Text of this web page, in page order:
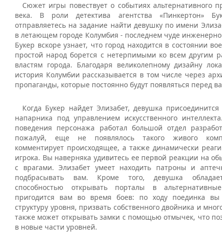
Сюжет игры повествует о событиях альтернативного
века. В роли детектива агентства «Пинкертон»
отправляетесь на задание найти девушку по имени
в летающем городе Колумбия - последнем чуде
Букер вскоре узнает, что город находится в состоянии
простой народ борется с нетерпимыми ко всем другим
властям города. Благодаря великолепному дизайну
история Колумбии рассказывается в том числе через
пропаганды, которые постоянно будут появляться перед
Когда Букер найдет Элизабет, девушка
напарника под управлением искусственного
поведения персонажа работал большой отдел
пожалуй, еще не появлялось такого живого
комментирует происходящее, а также динамически
игрока. Вы наверняка удивитесь ее первой реакции на
с врагами. Элизабет умеет находить патроны и
подбрасывать вам. Кроме того, девушка
способностью открывать порталы в
пригодится вам во время боев: по ходу поединка
структуру уровня, призвать собственного двойника и
также может открывать замки с помощью отмычек, что
в новые части уровней.